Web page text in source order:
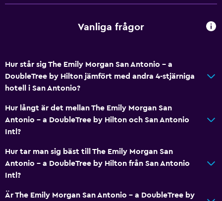
Vanliga frågor
Hur står sig The Emily Morgan San Antonio - a
DoubleTree by Hilton jämfört med andra 4-stjärniga
hotell i San Antonio?
Hur långt är det mellan The Emily Morgan San
Antonio - a DoubleTree by Hilton och San Antonio
Intl?
Hur tar man sig bäst till The Emily Morgan San
Antonio - a DoubleTree by Hilton från San Antonio
Intl?
Är The Emily Morgan San Antonio - a DoubleTree by